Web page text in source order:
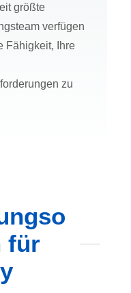
größte
verfügen
Fähigkeit, Ihre
zu
für